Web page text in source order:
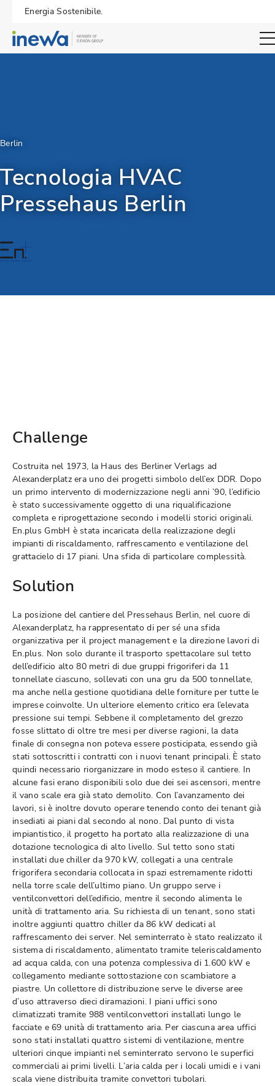
Energia Sostenibile.
Open
Berlin
Tecnologia HVAC
Pressehaus Berlin
Challenge
Costruita nel 1973, la Haus des Berliner Verlags ad
Alexanderplatz era uno dei progetti simbolo dell’ex DDR. Dopo
un primo intervento di modernizzazione negli anni ’90, l’edificio
è stato successivamente oggetto di una riqualificazione
completa e riprogettazione secondo i modelli storici originali.
En.plus GmbH è stata incaricata della realizzazione degli
impianti di riscaldamento, raffrescamento e ventilazione del
grattacielo di 17 piani. Una sfida di particolare complessità.
Solution
La posizione del cantiere del Pressehaus Berlin, nel cuore di
Alexanderplatz, ha rappresentato di per sé una sfida
organizzativa per il project management e la direzione lavori di
En.plus. Non solo durante il trasporto spettacolare sul tetto
dell’edificio alto 80 metri di due gruppi frigoriferi da 11
tonnellate ciascuno, sollevati con una gru da 500 tonnellate,
ma anche nella gestione quotidiana delle forniture per tutte le
imprese coinvolte. Un ulteriore elemento critico era l’elevata
pressione sui tempi. Sebbene il completamento del grezzo
fosse slittato di oltre tre mesi per diverse ragioni, la data
finale di consegna non poteva essere posticipata, essendo già
stati sottoscritti i contratti con i nuovi tenant principali. È stato
quindi necessario riorganizzare in modo esteso il cantiere. In
alcune fasi erano disponibili solo due dei sei ascensori, mentre
il vano scale era già stato demolito. Con l’avanzamento dei
lavori, si è inoltre dovuto operare tenendo conto dei tenant già
insediati ai piani dal secondo al nono. Dal punto di vista
impiantistico, il progetto ha portato alla realizzazione di una
dotazione tecnologica di alto livello. Sul tetto sono stati
installati due chiller da 970 kW, collegati a una centrale
frigorifera secondaria collocata in spazi estremamente ridotti
nella torre scale dell’ultimo piano. Un gruppo serve i
ventilconvettori dell’edificio, mentre il secondo alimenta le
unità di trattamento aria. Su richiesta di un tenant, sono stati
inoltre aggiunti quattro chiller da 86 kW dedicati al
raffrescamento dei server. Nel seminterrato è stato realizzato il
sistema di riscaldamento, alimentato tramite teleriscaldamento
ad acqua calda, con una potenza complessiva di 1.600 kW e
collegamento mediante sottostazione con scambiatore a
piastre. Un collettore di distribuzione serve le diverse aree
d’uso attraverso dieci diramazioni. I piani uffici sono
climatizzati tramite 988 ventilconvettori installati lungo le
facciate e 69 unità di trattamento aria. Per ciascuna area uffici
sono stati installati quattro sistemi di ventilazione, mentre
ulteriori cinque impianti nel seminterrato servono le superfici
commerciali ai primi livelli. L’aria calda per i locali umidi e i vani
scala viene distribuita tramite convettori tubolari.